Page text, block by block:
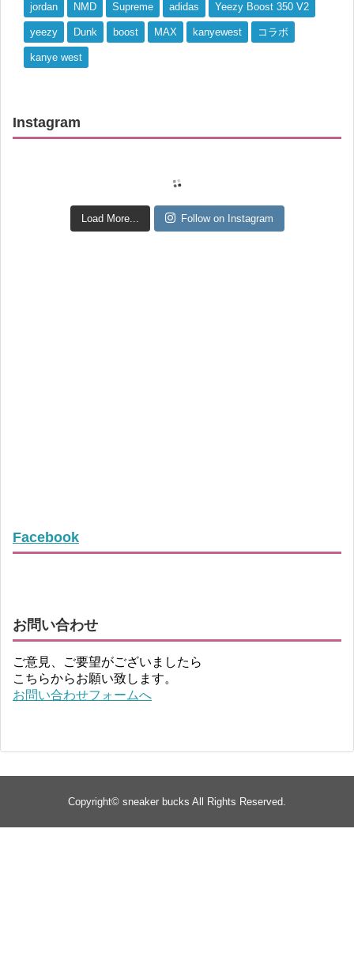
jordan NMD Supreme adidas Yeezy Boost 350 V2
yeezy Dunk boost MAX kanyewest コラボ
kanye west
Instagram
Load More... Follow on Instagram
Facebook
お問い合わせ
ご意見、ご要望がございましたら
こちらからお願い致します。
お問い合わせフォームへ
Copyright© sneaker bucks All Rights Reserved.